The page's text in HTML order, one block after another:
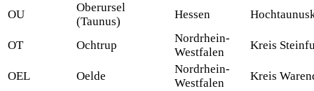
OU
Oberursel
(Taunus)
Hessen
OT Ochtrup
Nordrhein-
Westfalen
Kreis
OEL Oelde
Nordrhein-
Westfalen
Kreis